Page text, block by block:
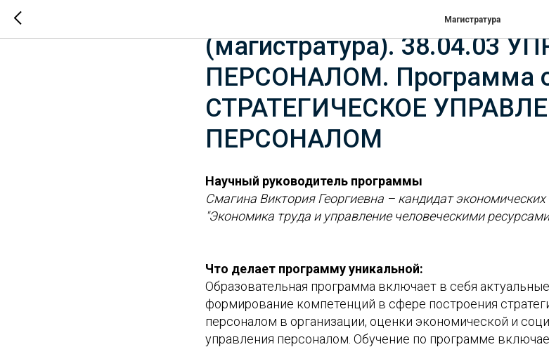
Магистратура
Специализированное
(магистратура). 38.04.03
ПЕРСОНАЛОМ. Программа
СТРАТЕГИЧЕСКОЕ
ПЕРСОНАЛОМ
Научный руководитель программы
Смагина Виктория Георгиевна – кандидат
"Экономика труда и управление человеческими
Что делает программу уникальной:
Образовательная программа включает в себя
формирование компетенций в сфере построения
персоналом в организации, оценки экономической и
управления персоналом. Обучение по программе